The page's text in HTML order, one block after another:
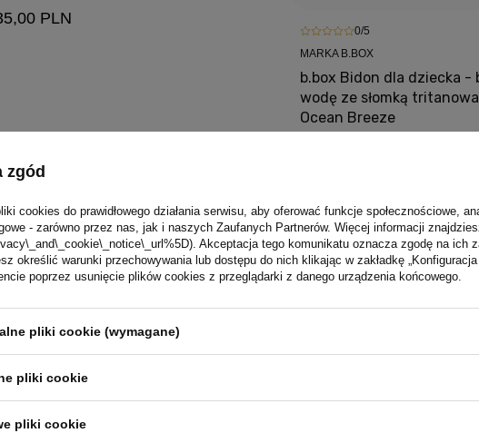
PLN
0/5
MARKA B.BOX
b.box Bidon dla dziecka -
wodę ze słomką
Ocean Breeze
Darmowa dostawa od 99 zł
zgód
cookies do prawidłowego działania serwisu, aby oferować funkcje społecznościowe,
- zarówno przez nas, jak i naszych Zaufanych Partnerów. Więcej informacji
Akceptacja tego komunikatu oznacza zgodę na ich
określić warunki przechowywania lub dostępu do nich klikając w zakładkę
poprzez usunięcie plików cookies z przeglądarki z danego urządzenia końcowego.
pliki cookie (wymagane)
pliki cookie
pliki cookie